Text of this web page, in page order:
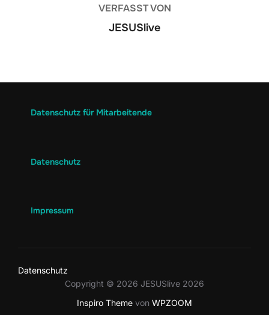
VERFASST VON
JESUSlive
Datenschutz für Mitarbeitende
Datenschutz
Impressum
Datenschutz
Copyright © 2026 JESUSlive 2026
Inspiro Theme von WPZOOM